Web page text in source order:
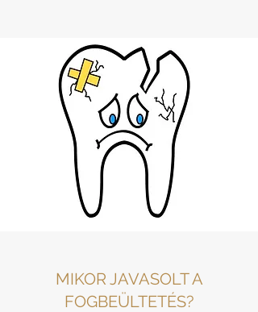
MIKOR JAVASOLT A
FOGBEÜLTETÉS?